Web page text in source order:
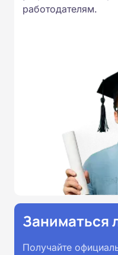
работодателям.
Заниматься
Получайте